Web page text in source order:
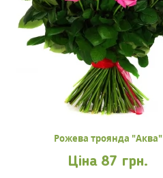
Рожева троянда "Аква"
Ціна 87 грн.